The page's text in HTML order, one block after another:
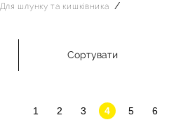
Для шлунку та кишківника
Сортувати
1 2 3 4 5 6